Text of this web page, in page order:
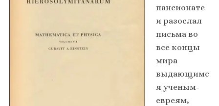
пансионате
и разослал
письма во
все концы
мира
выдающимс
я ученым-
евреям,